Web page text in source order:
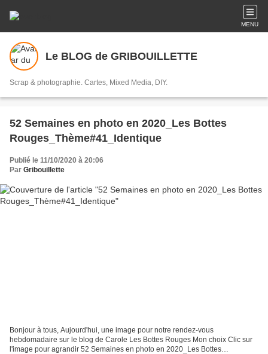
MENU
Le BLOG de GRIBOUILLETTE
Scrap & photographie. Cartes, Mixed Media, DIY.
52 Semaines en photo en 2020_Les Bottes
Rouges_Thème#41_Identique
Publié le 11/10/2020 à 20:06
Par Gribouillette
Bonjour à tous, Aujourd'hui, une image pour notre rendez-vous
hebdomadaire sur le blog de Carole Les Bottes Rouges Mon choix Clic sur
l'image pour agrandir 52 Semaines en photo en 2020_Les Bottes